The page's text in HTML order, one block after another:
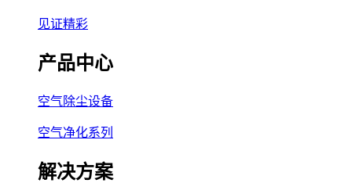
见证精彩
产品中心
空气除尘设备
空气净化系列
解决方案